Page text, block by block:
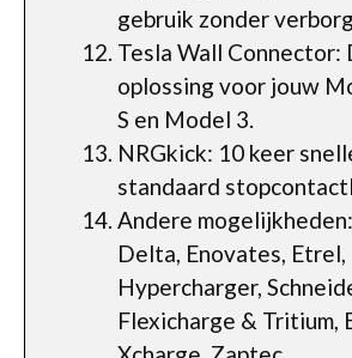
gebruik zonder
Tesla Wall Connector:
oplossing voor jouw
S en Model 3.
NRGkick: 10 keer
standaard
Andere
Delta, Enovates, Etrel,
Hypercharger,
Flexicharge & Tritium,